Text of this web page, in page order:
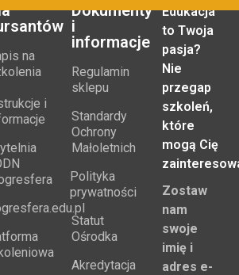
na
i
Dokumenty
i
informacje
Regulamin
sklepu
Standardy
Ochrony
Małoletnich
Polityka
prywatności
Statut
Ośrodka
Akredytacja
Edukacja
to Twoja
pasja?
Nie
przegap
szkoleń,
które
mogą Cię
Zostaw
nam
swoje
imię i
adres e-